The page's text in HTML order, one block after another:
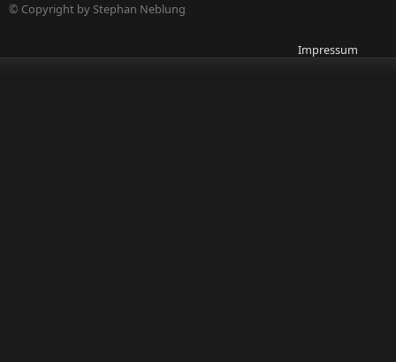
© Copyright by Stephan Neblung
Impressum